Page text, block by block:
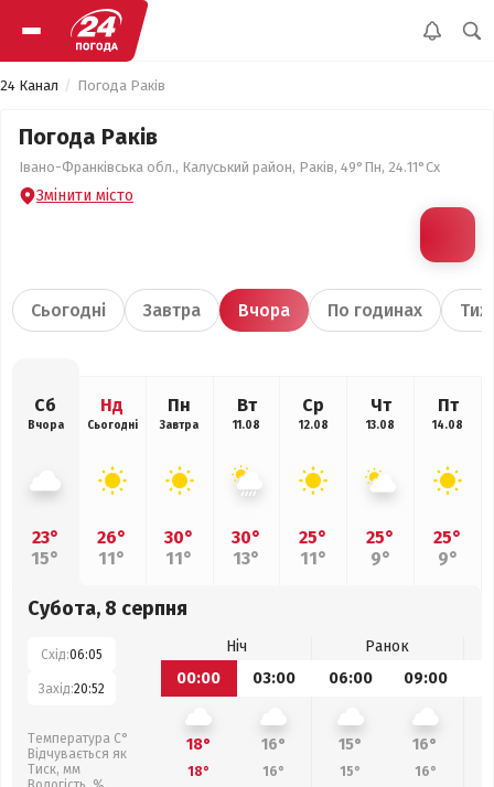
24 Канал Погода Раків
Погода Раків
Івано-Франківська обл., Калуський район, Раків, 49°Пн, 24.11°Сх
Змінити місто
Сьогодні Завтра Вчора По годинах
Сб
Вчора
23°
15°
Нд
Сьогодні
26°
11°
Пн
Завтра
30°
11°
Вт
11.08
30°
13°
Ср
12.08
25°
11°
Чт
13.08
25°
9°
Пт
14.08
25°
9°
Субота, 8 серпня
Схід:06:05
Захід:20:52
Температура С°
Відчувається як
Тиск, мм
Ніч
Ранок
00:00
03:00 06:00 09:00
18° 16° 15° 16°
18° 16° 15° 16°